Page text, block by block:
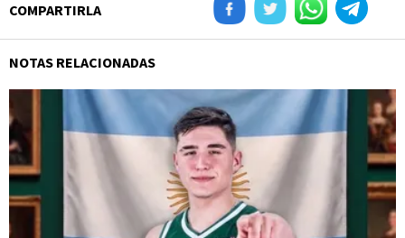
COMPARTIRLA
NOTAS RELACIONADAS